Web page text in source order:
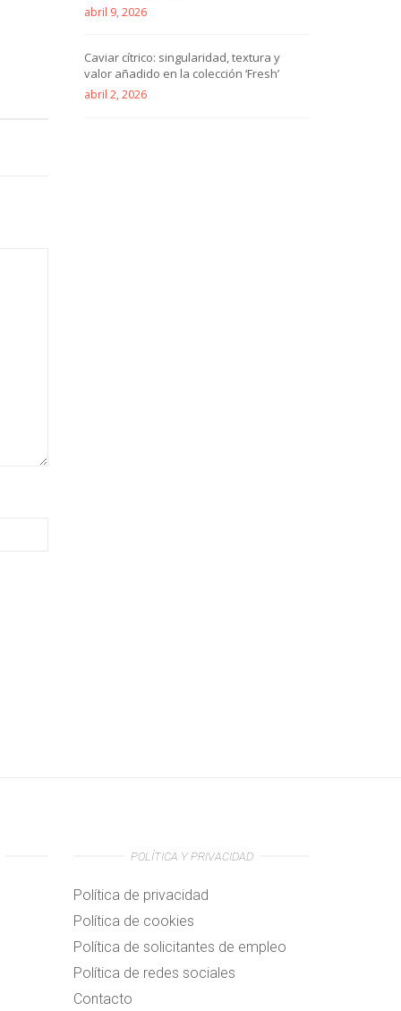
abril 9, 2026
Caviar cítrico: singularidad, textura y
valor añadido en la colección ‘Fresh’
abril 2, 2026
POLÍTICA Y PRIVACIDAD
Política de privacidad
Política de cookies
Política de solicitantes de empleo
Política de redes sociales
Contacto